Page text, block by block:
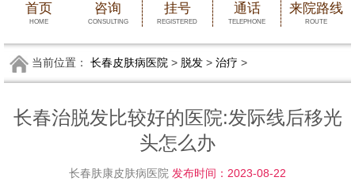
首页
HOME
咨询
CONSULTING
挂号
REGISTERED
通话
TELEPHONE
来院路线
ROUTE
当前位置： 长春皮肤病医院> 脱发> 治疗 >
长春治脱发比较好的医院:发际线后移光
头怎么办
长春肤康皮肤病医院 发布时间：2023-08-22